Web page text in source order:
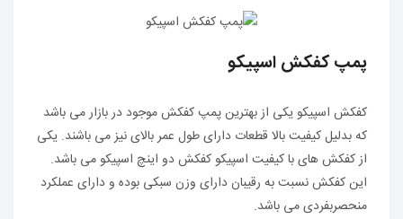
پمپ کفکش اسپیکو
کفکش اسپیکو یکی از بهترین پمپ کفکش موجود در بازار می باشد
که بدلیل کیفیت بالا قطعات دارای طول عمر بالای نیز می باشند. یکی
از کفکش های با کیفیت اسپیکو کفکش دو اینچ اسپیکو می باشد.
این کفکش نسبت به رقیبان دارای وزن سبکی بوده و دارای عملکرد
منحصربفردی می باشد.